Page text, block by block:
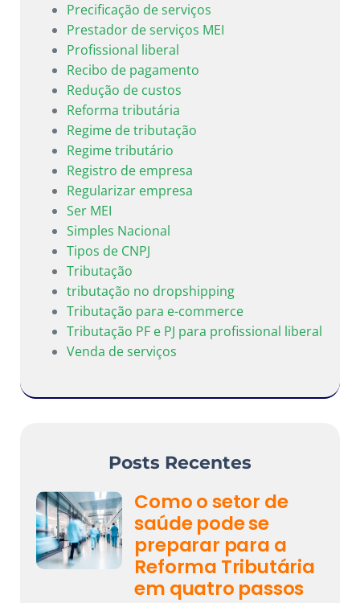
Precificação de serviços
Prestador de serviços MEI
Profissional liberal
Recibo de pagamento
Redução de custos
Reforma tributária
Regime de tributação
Regime tributário
Registro de empresa
Regularizar empresa
Ser MEI
Simples Nacional
Tipos de CNPJ
Tributação
tributação no dropshipping
Tributação para e-commerce
Tributação PF e PJ para profissional liberal
Venda de serviços
Posts Recentes
Como o setor de
saúde pode se
preparar para a
Reforma Tributária
em quatro passos